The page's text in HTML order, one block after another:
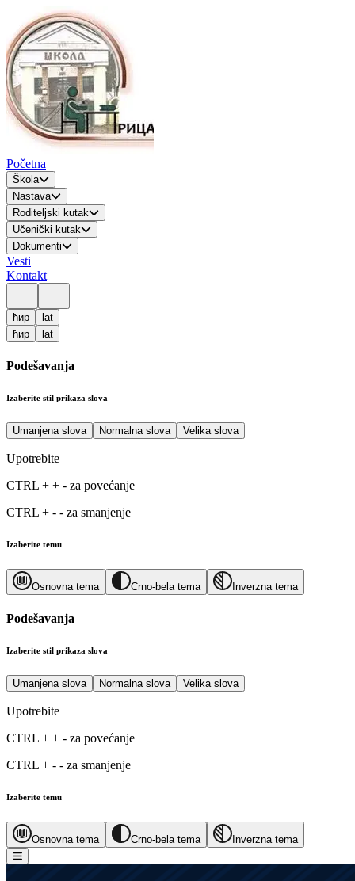
Početna
Škola
Nastava
Roditeljski kutak
Učenički kutak
Dokumenti
Vesti
Kontakt
ћир
lat
ћир
lat
Podešavanja
Izaberite stil prikaza slova
Umanjena slova Normalna slova Velika slova
Upotrebite
CTRL + + - za povećanje
CTRL + - - za smanjenje
Izaberite temu
Osnovna tema Crno-bela tema Inverzna tema
Podešavanja
Izaberite stil prikaza slova
Umanjena slova Normalna slova Velika slova
Upotrebite
CTRL + + - za povećanje
CTRL + - - za smanjenje
Izaberite temu
Osnovna tema Crno-bela tema Inverzna tema